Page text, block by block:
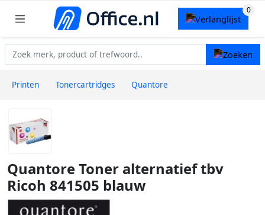
Printen Tonercartridges Quantore
Quantore Toner alternatief tbv
Ricoh 841505 blauw